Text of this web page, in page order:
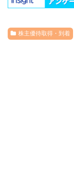
株主優待取得・到着